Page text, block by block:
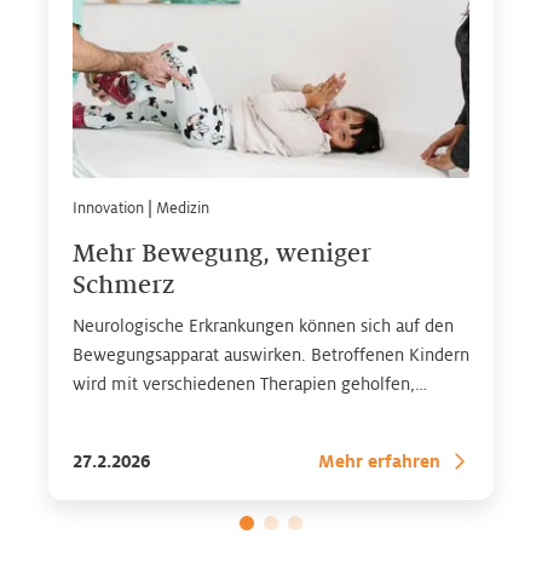
Innovation Medizin
Mehr Bewegung, weniger
Schmerz
Neurologische Erkrankungen können sich auf den
Bewegungsapparat auswirken. Betroffenen Kindern
wird mit verschiedenen Therapien geholfen,
27.2.2026 Mehr erfahren